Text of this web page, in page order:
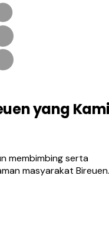
yang
membimbing serta
masyarakat Bireuen.